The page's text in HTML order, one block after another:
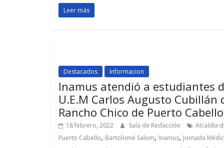
Leer más
Destacados Informacion
Inamus atendió a estudiantes
U.E.M Carlos Augusto Cubillán
Rancho Chico de Puerto Cabello
18 febrero, 2022 Sala de Redacción
Alcaldía
Puerto Cabello, Bartolomé Salom, Inamus, Jornada